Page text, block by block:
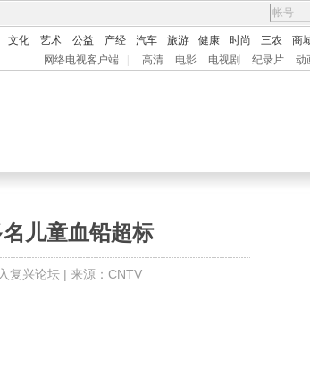
文化 艺术 公益 产经 汽车 旅游 健康 时尚 三农 商
网络电视客户端 高清 电影 电视剧 纪录片 动
儿童血铅超标
复兴论坛| 来源：CNTV